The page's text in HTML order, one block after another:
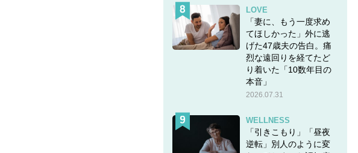
LOVE
「妻に、もう一度求め
てほしかった」外に逃
げた47歳夫の告白。痛
烈な遠回りを経てたど
り着いた「10数年目の
本音」
2026.07.31
WELLNESS
「引きこもり」「昼夜
逆転」別人のように変